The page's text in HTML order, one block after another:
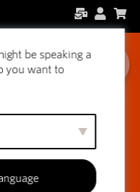
be speaking a
you want to